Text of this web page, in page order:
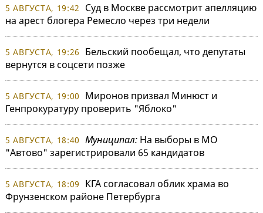
5 АВГУСТА, 19:42
Суд в Москве рассмотрит апелляцию
на арест блогера Ремесло через три недели
5 АВГУСТА, 19:26
Бельский пообещал, что депутаты
вернутся в соцсети позже
5 АВГУСТА, 19:00
Миронов призвал Минюст и
Генпрокуратуру проверить "Яблоко"
5 АВГУСТА, 18:40 Муниципал: На выборы в МО
"Автово" зарегистрировали 65 кандидатов
5 АВГУСТА, 18:09
КГА согласовал облик храма во
Фрунзенском районе Петербурга